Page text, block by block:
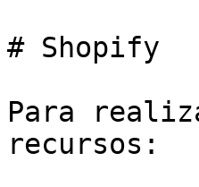
# Shopify
Para
recursos: